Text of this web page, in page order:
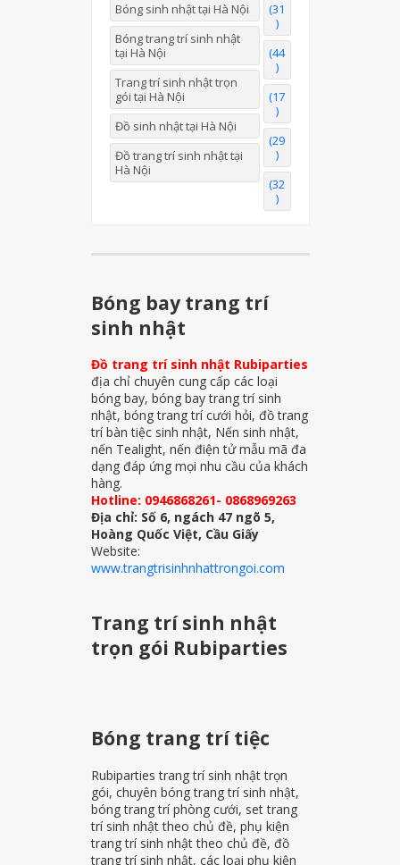
Bóng sinh nhật tại Hà Nội
(31
)
Bóng trang trí sinh nhật
tại Hà Nội
(44
)
Trang trí sinh nhật trọn
gói tại Hà Nội
(17
)
Đồ sinh nhật tại Hà Nội
(29
)
Đồ trang trí sinh nhật tại
Hà Nội
(32
)
Bóng bay trang trí
sinh nhật
Đồ trang trí sinh nhật Rubiparties
địa chỉ chuyên cung cấp các loại
bóng bay, bóng bay trang trí sinh
nhật, bóng trang trí cưới hỏi, đồ trang
trí bàn tiệc sinh nhật, Nến sinh nhật,
nến Tealight, nến điện tử mẫu mã đa
dạng đáp ứng mọi nhu cầu của khách
hàng.
Hotline: 0946868261- 0868969263
Địa chỉ: Số 6, ngách 47 ngõ 5,
Hoàng Quốc Việt, Cầu Giấy
Website:
www.trangtrisinhnhattrongoi.com
Trang trí sinh nhật
trọn gói Rubiparties
Bóng trang trí tiệc
Rubiparties trang trí sinh nhật trọn
gói, chuyên bóng trang trí sinh nhật,
bóng trang trí phòng cưới, set trang
trí sinh nhật theo chủ đề, phụ kiện
trang trí sinh nhật theo chủ đề, đồ
trang trí sinh nhật, các loại phụ kiện